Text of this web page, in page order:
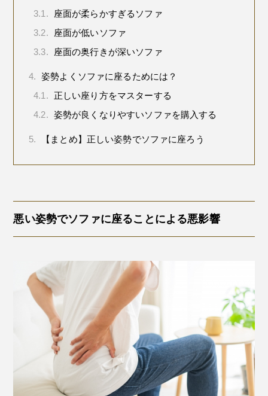
3.1.
座面が柔らかすぎるソファ
3.2.
座面が低いソファ
3.3.
座面の奥行きが深いソファ
4. 姿勢よくソファに座るためには？
4.1.
正しい座り方をマスターする
4.2. 姿勢が良くなりやすいソファを購入する
5. 【まとめ】正しい姿勢でソファに座ろう
悪い姿勢でソファに座ることによる悪影響